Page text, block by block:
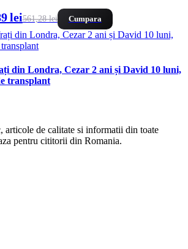
lei561,28 lei Cumpara
din Londra, Cezar 2 ani și David 10 luni,
transplant
articole de calitate si informatii din toate
pentru cititorii din Romania.